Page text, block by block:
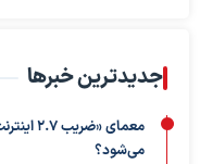
جدیدترین خبرها
معمای
می‌شود؟